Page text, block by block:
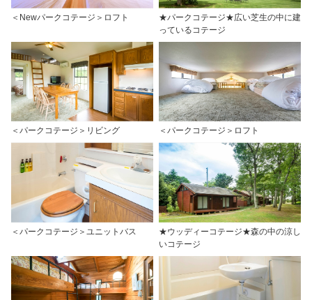
＜Newパークコテージ＞ロフト
★パークコテージ★広い芝生の中に建
っているコテージ
＜パークコテージ＞リビング ＜パークコテージ＞ロフト
＜パークコテージ＞ユニットバス
★ウッディーコテージ★森の中の涼し
いコテージ